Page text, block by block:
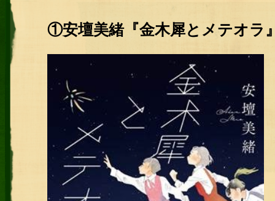
①安壇美緒『金木犀とメテオラ